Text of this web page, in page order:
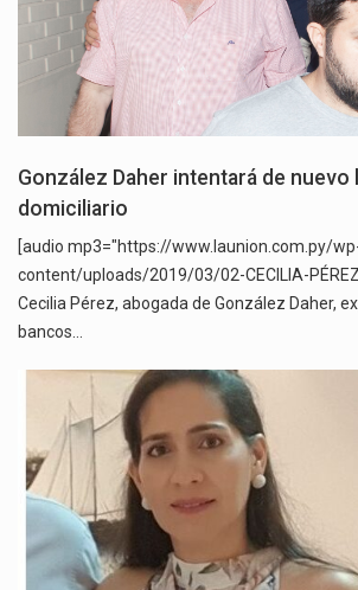
González Daher intentará de
domiciliario
[audio mp3="https://www.launion.com.py/
content/uploads/2019/03/02-CECILIA-
Cecilia Pérez, abogada de González Daher,
bancos…